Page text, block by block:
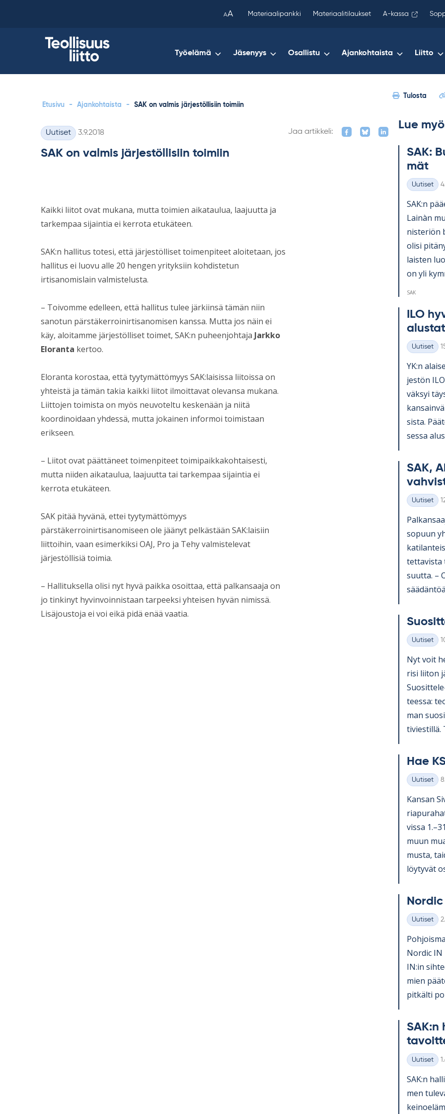
AA Materiaalipankki Materiaalitilaukset A-kassa
Työelämä Jäsenyys Osallistu Ajankohtaista Liitto
Etusivu - Ajankohtaista - SAK on valmis järjestöllisiin toimiin
Tulosta
Kategoriat
Uutiset Kirjoitettu
3.9.2018 Jaa artikkeli:
SAK on valmis järjestöllisiin toimiin
Kaikki liitot ovat mukana, mutta toimien aikataulua, laajuutta ja
tarkempaa sijaintia ei kerrota etukäteen.
SAK:n hallitus totesi, että järjestölliset toimenpiteet aloitetaan, jos
hallitus ei luovu alle 20 hengen yrityksiin kohdistetun
irtisanomislain valmistelusta.
– Toivomme edelleen, että hallitus tulee järkiinsä tämän niin
sanotun pärstäkerroinirtisanomisen kanssa. Mutta jos näin ei
käy, aloitamme järjestölliset toimet, SAK:n puheenjohtaja Jarkko
Eloranta kertoo.
Eloranta korostaa, että tyytymättömyys SAK:laisissa liitoissa on
yhteistä ja tämän takia kaikki liitot ilmoittavat olevansa mukana.
Liittojen toimista on myös neuvoteltu keskenään ja niitä
koordinoidaan yhdessä, mutta jokainen informoi toimistaan
erikseen.
– Liitot ovat päättäneet toimenpiteet toimipaikkakohtaisesti,
mutta niiden aikataulua, laajuutta tai tarkempaa sijaintia ei
kerrota etukäteen.
SAK pitää hyvänä, ettei tyytymättömyys
pärstäkerroinirtisanomiseen ole jäänyt pelkästään SAK:laisiin
liittoihin, vaan esimerkiksi OAJ, Pro ja Tehy valmistelevat
järjestöllisiä toimia.
– Hallituksella olisi nyt hyvä paikka osoittaa, että palkansaaja on
jo tinkinyt hyvinvoinnistaan tarpeeksi yhteisen hyvän nimissä.
Lisäjoustoja ei voi eikä pidä enää vaatia.
Lue
SAK:
mät
Kategoriat
Uutiset
SAK:n
Lainàn
nis­te­riön
olisi
lais­ten
on yli
SAK
ILO
Kategoriat
Uutiset
YK:n
jes­tön
väk­syi
sista.
sessa
SAK,
Kategoriat
Uutiset
so­puun
tet­ta­vista
suutta. –
Kategoriat
Uutiset
Nyt voit
risi lii­ton
teessa:
man
ti­vies­tillä.
Hae
Kategoriat
Uutiset
Kan­san
vissa
muun
musta,
löy­ty­vät
Kategoriat
Uutiset
Nor­dic IN
IN:in
mien
pit­kälti
SAK:n
Kategoriat
Uutiset
SAK:n
men
copied
your
clipboard.)